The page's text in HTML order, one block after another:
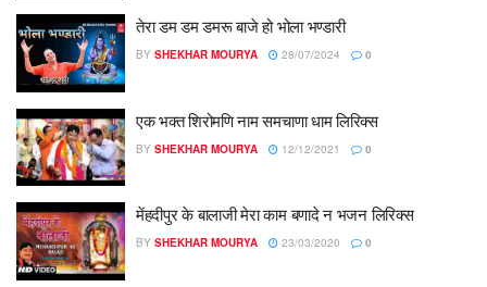
तेरा डम डम डमरू बाजे हो भोला भण्डारी
BY SHEKHAR MOURYA 28/07/2024 0
एक भक्त शिरोमणि नाम समचाणा धाम लिरिक्स
BY SHEKHAR MOURYA 12/12/2021 0
मेंहदीपुर के बालाजी मेरा काम बणादे न भजन लिरिक्स
BY SHEKHAR MOURYA 23/03/2020 0